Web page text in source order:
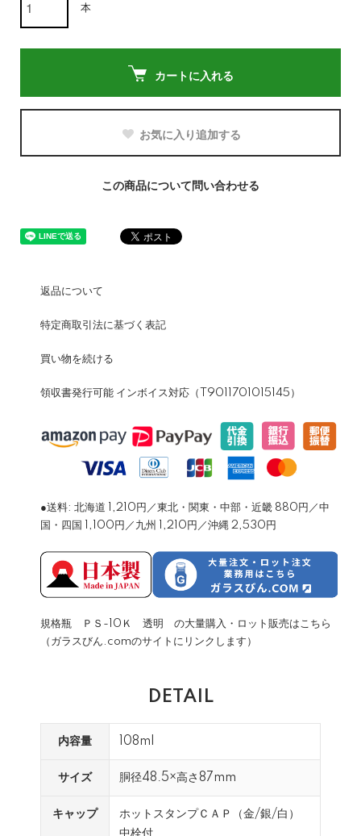
本
カートに入れる
お気に入り追加する
この商品について問い合わせる
返品について
特定商取引法に基づく表記
買い物を続ける
領収書発行可能 インボイス対応（T9011701015145）
●送料: 北海道 1,210円／東北・関東・中部・近畿 880円／中
国・四国 1,100円／九州 1,210円／沖縄 2,530円
規格瓶 ＰＳ-10Ｋ 透明 の大量購入・ロット販売はこちら
（ガラスびん.comのサイトにリンクします）
DETAIL
内容量 108ml
サイズ 胴径48.5×高さ87mm
キャップ
ホットスタンプＣＡＰ（金/銀/白）